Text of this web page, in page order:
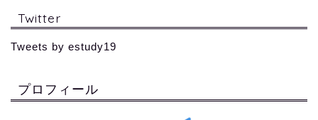
Twitter
Tweets by estudy19
プロフィール